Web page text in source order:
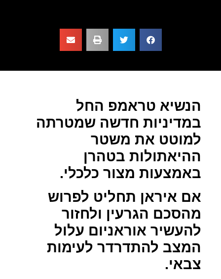
הנשיא טראמפ החל
במדיניות חדשה שמטרתה
למוטט את משטר
ההיאתולות בטהרן
באמצעות מצור כלכלי.
אם איראן תחליט לפרוש
מהסכם הגרעין ולחזור
להעשיר אוראניום עלול
המצב להתדרדר לעימות
צבאי.